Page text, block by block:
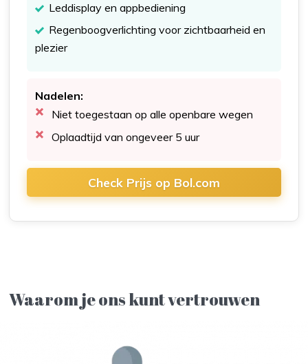
Leddisplay en appbediening
Regenboogverlichting voor zichtbaarheid en
plezier
Nadelen:
Niet toegestaan op alle openbare wegen
Oplaadtijd van ongeveer 5 uur
Check Prijs op Bol.com
Waarom je ons kunt vertrouwen